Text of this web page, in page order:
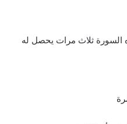
السورة ثلاث مرات يحصل له